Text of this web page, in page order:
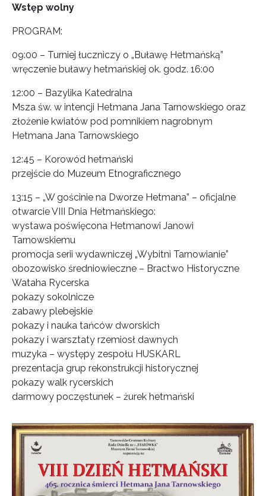
Wstęp wolny
PROGRAM:
09:00 – Turniej łuczniczy o „Buławę Hetmańską”
wręczenie buławy hetmańskiej ok. godz. 16:00
12:00 – Bazylika Katedralna
Msza św. w intencji Hetmana Jana Tarnowskiego oraz
złożenie kwiatów pod pomnikiem nagrobnym
Hetmana Jana Tarnowskiego
12:45 – Korowód hetmański
przejście do Muzeum Etnograficznego
13:15 – „W gościnie na Dworze Hetmana” – oficjalne
otwarcie VIII Dnia Hetmańskiego:
wystawa poświęcona Hetmanowi Janowi
Tarnowskiemu
promocja serii wydawniczej „Wybitni Tarnowianie”
obozowisko średniowieczne – Bractwo Historyczne
Wataha Rycerska
pokazy sokolnicze
zabawy plebejskie
pokazy i nauka tańców dworskich
pokazy i warsztaty rzemiosł dawnych
muzyka – występy zespołu HUSKARL
prezentacja grup rekonstrukcji historycznej
pokazy walk rycerskich
darmowy poczęstunek – żurek hetmański